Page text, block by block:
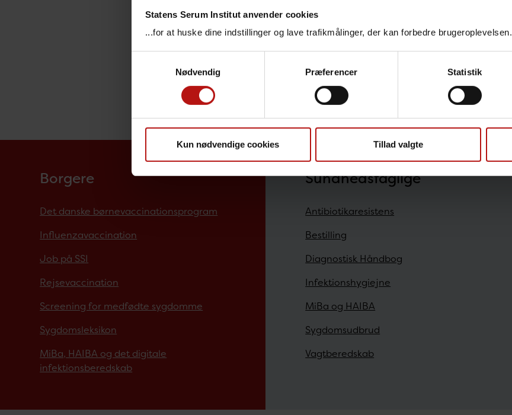
Statens Serum Institut anvender cookies
...for at huske dine indstillinger og lave trafikmålinger, der kan forbedre brugeroplevelsen.
Nødvendig
Præferencer Statistik
Kun nødvendige cookies Tillad valgte
Hepatitis B, akut og kronisk - årlige opgørelser
HIV Kohorte (HIV Kohorte (Den Danske HIV Kohorte, DHK))
Borgere
Det danske børnevaccinationsprogram
Influenzavaccination
Job på SSI
Rejsevaccination
Screening for medfødte sygdomme
Sygdomsleksikon
MiBa, HAIBA og det digitale
infektionsberedskab
Sundhedsfaglige
Antibiotikaresistens
Bestilling
Diagnostisk Håndbog
Infektionshygiejne
MiBa og HAIBA
Sygdomsudbrud
Vagtberedskab